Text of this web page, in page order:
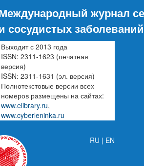
журнал
сосудистых заболеваний
Выходит с 2013 года
ISSN: 2311-1623 (печатная
версия)
ISSN: 2311-1631 (эл. версия)
Полнотекстовые версии всех
номеров размещены на сайтах:
www.elibrary.ru,
www.cyberleninka.ru
RU | EN